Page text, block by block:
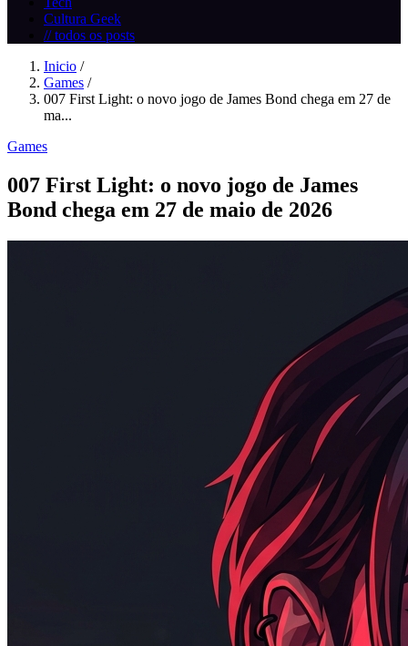
Cultura Geek
// todos os posts
Inicio /
Games /
007 First Light: o novo jogo de James Bond chega em 27 de
ma...
Games
007 First Light: o novo jogo de James
Bond chega em 27 de maio de 2026